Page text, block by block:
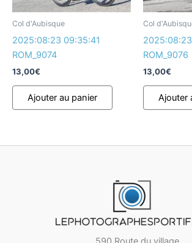
Col d'Aubisque
2025:08:23 09:35:41
ROM_9074
13,00€
Ajouter au panier
Col
ROM_9076
13,00€
Ajouter